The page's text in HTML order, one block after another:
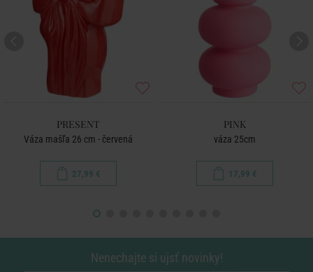
PRESENT
Váza mašľa 26 cm - červená
27,99 €
PINK
váza 25cm
17,99 €
Nenechajte si ujsť novinky!